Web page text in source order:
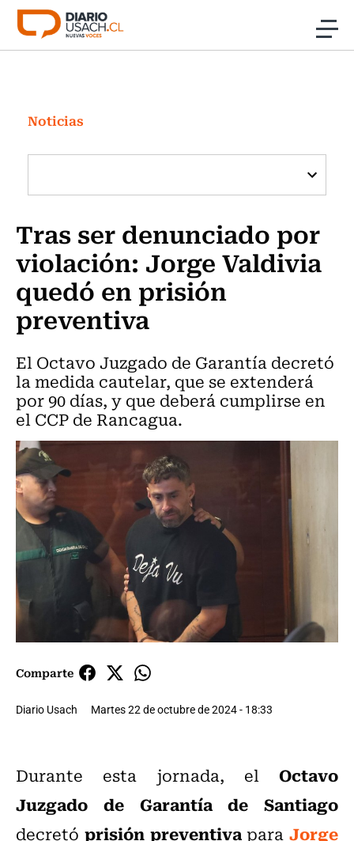
Click acá para ir directamente al contenido
Investigación
Cultura
Programas Radio y TV Usach
Noticias
Tras ser denunciado por
violación: Jorge Valdivia
quedó en prisión
preventiva
El Octavo Juzgado de Garantía decretó
la medida cautelar, que se extenderá
por 90 días, y que deberá cumplirse en
el CCP de Rancagua.
Comparte
Diario Usach Martes 22 de octubre de 2024 - 18:33
Durante esta jornada, el Octavo
Juzgado de Garantía de Santiago
decretó prisión preventivapara Jorge